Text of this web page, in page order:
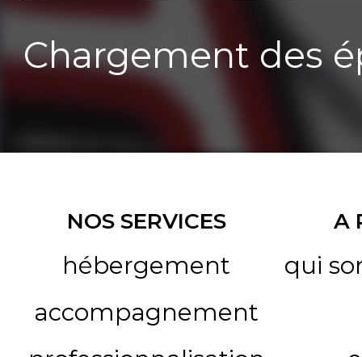
Chargement des
NOS SERVICES
hébergement
accompagnement
A
qui